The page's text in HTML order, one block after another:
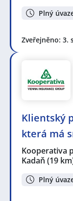
Plný
Zveřejněno: 3.
Klientský
která má
Kooperativa
Kadaň (19
Plný